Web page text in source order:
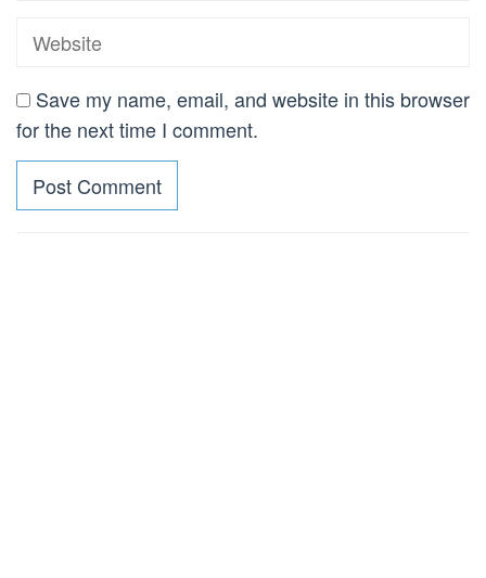
Save my name, email, and website in this browser
for the next time I comment.